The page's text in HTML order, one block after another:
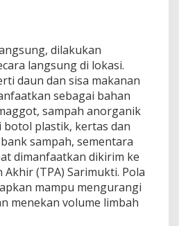
dilakukan
langsung di lokasi.
daun dan sisa makanan
sebagai bahan
sampah anorganik
plastik, kertas dan
sampah, sementara
dimanfaatkan dikirim ke
(TPA) Sarimukti. Pola
mampu mengurangi
menekan volume limbah